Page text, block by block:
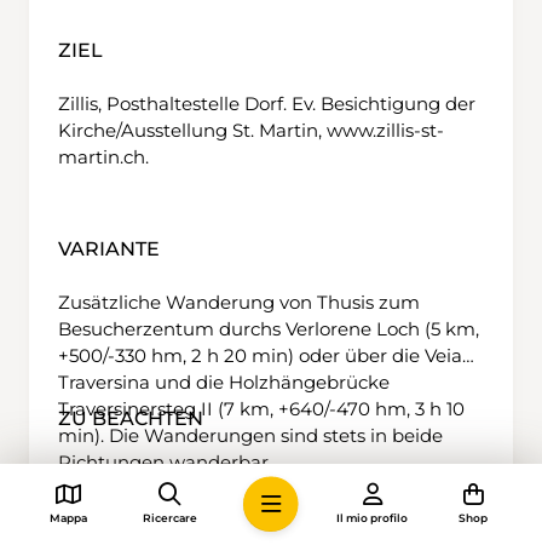
ZIEL
Zillis, Posthaltestelle Dorf. Ev. Besichtigung der
Kirche/Ausstellung St. Martin, www.zillis-st-
martin.ch.
VARIANTE
Zusätzliche Wanderung von Thusis zum
Besucherzentum durchs Verlorene Loch (5 km,
+500/-330 hm, 2 h 20 min) oder über die Veia
Traversina und die Holzhängebrücke
Traversinersteg II (7 km, +640/-470 hm, 3 h 10
min). Die Wanderungen sind stets in beide
Richtungen wanderbar.
ZU BEACHTEN
Für die Schatzsuche und die Viamala-Führung
ist eine Reservation erforderlich. Bei den
Wanderwegen handelt es sich um weiss-rot-
Mappa Ricercare Il mio profilo Shop